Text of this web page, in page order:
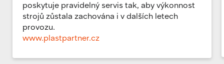
poskytuje pravidelný servis tak, aby výkonnost
strojů zůstala zachována i v dalších letech
provozu.
www.plastpartner.cz